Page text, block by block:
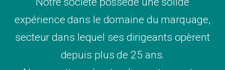
expérience dans le domaine du marquage,
secteur dans lequel ses dirigeants opèrent
depuis plus de 25 ans.